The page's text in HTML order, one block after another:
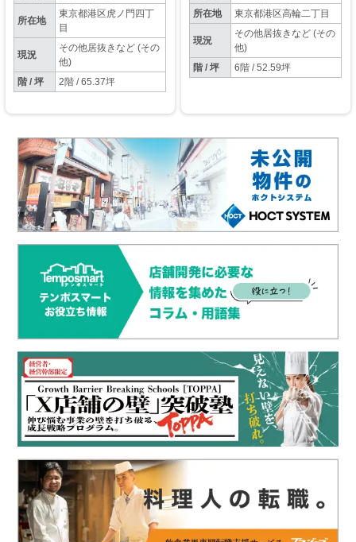
所在地
東京都港区虎ノ門四丁
目
現況
その他居抜きなど (その
他)
階 / 坪
2階 / 65.37坪
所在地
東京都港区高輪二丁目
現況
その他居抜きなど (その
他)
階 / 坪
6階 / 52.59坪